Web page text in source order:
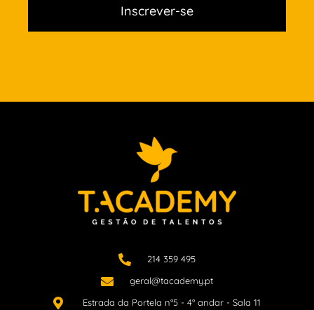
Inscrever-se
214 359 495
geral@tacademy.pt
Estrada da Portela n°5 - 4° andar - Sala 11